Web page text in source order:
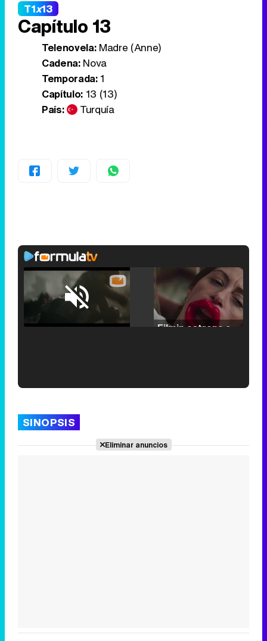
T1x13
Capítulo 13
Telenovela:Madre (Anne)
Cadena:Nova
Temporada:1
Capítulo:13 (13)
País:
Turquía
Unmute /
Loaded
SINOPSIS
Eliminar anuncios